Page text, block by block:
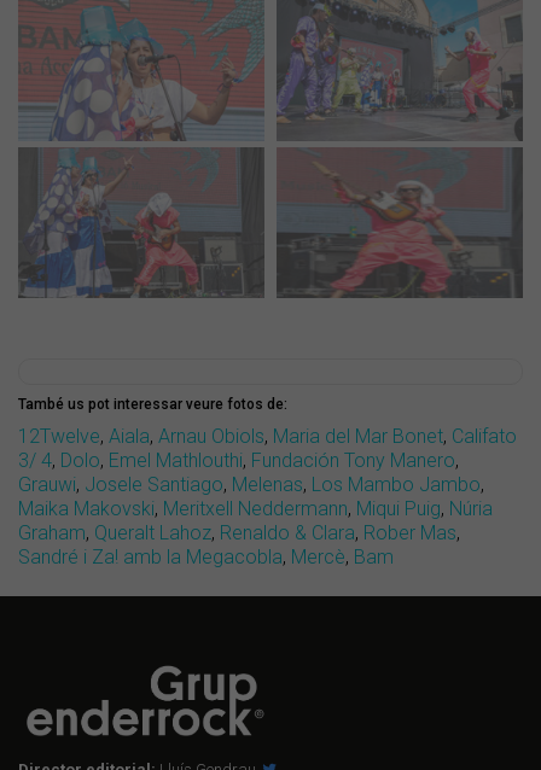
També us pot interessar veure fotos de:
12Twelve, Aiala, Arnau Obiols, Maria del Mar Bonet, Califato
3/ 4, Dolo, Emel Mathlouthi, Fundación Tony Manero,
Grauwi, Josele Santiago, Melenas, Los Mambo Jambo,
Maika Makovski, Meritxell Neddermann, Miqui Puig, Núria
Graham, Queralt Lahoz, Renaldo & Clara, Rober Mas,
Sandré i Za! amb la Megacobla, Mercè, Bam